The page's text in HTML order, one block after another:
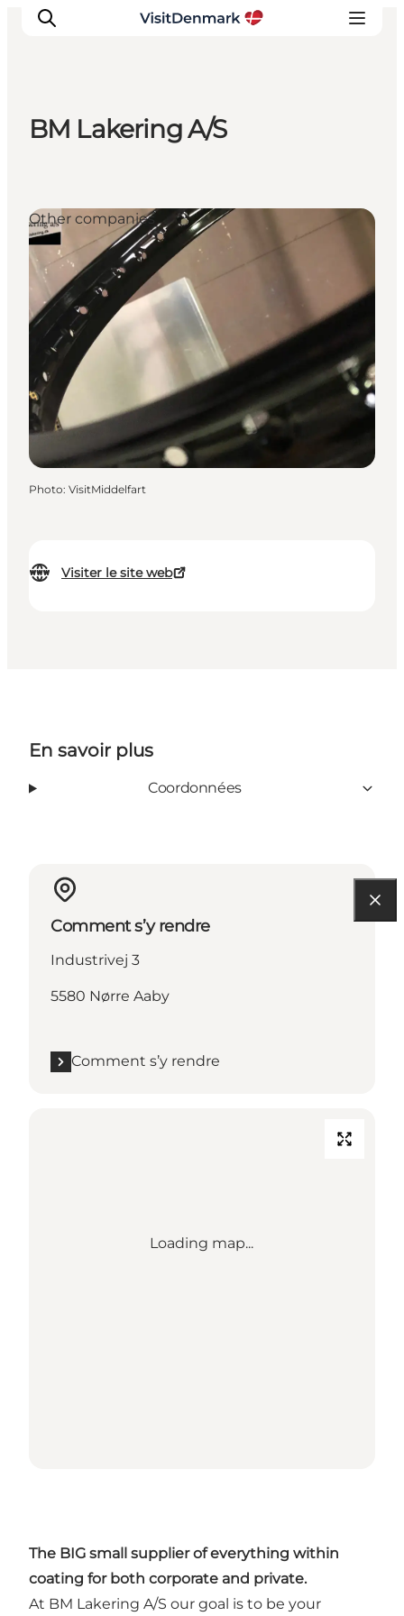
Quoi faire
Hébergements
Planifiez votre voyage
BM Lakering A/S
Visiter le site web
Other companies
Photo: VisitMiddelfart
En savoir plus
Coordonnées
Comment s’y rendre
Industrivej 3
5580 Nørre Aaby
Comment s’y rendre
Loading map...
The BIG small supplier of everything within
coating for both corporate and private.
At BM Lakering A/S our goal is to be your